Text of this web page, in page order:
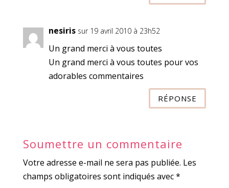
nesiris sur 19 avril 2010 à 23h52
Un grand merci à vous toutes
Un grand merci à vous toutes pour vos
adorables commentaires
RÉPONSE
Soumettre un commentaire
Votre adresse e-mail ne sera pas publiée. Les
champs obligatoires sont indiqués avec*